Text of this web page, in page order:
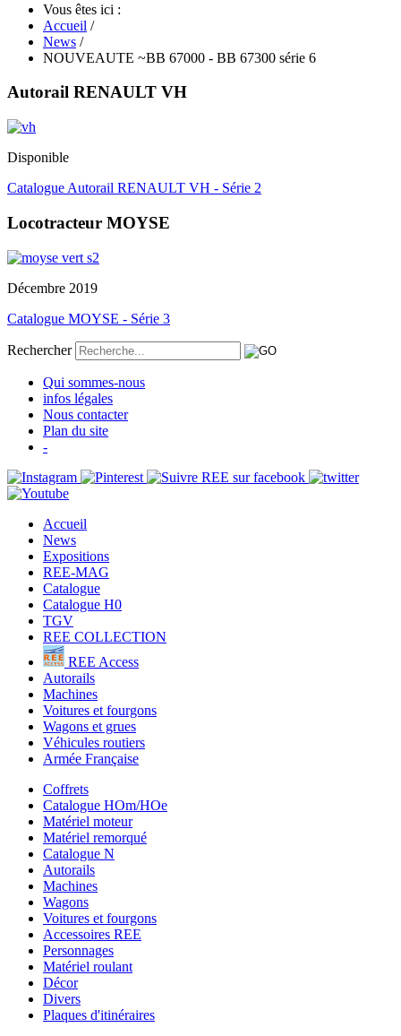
Vous êtes ici :
Accueil /
News /
NOUVEAUTE ~BB 67000 - BB 67300 série 6
Autorail RENAULT VH
Disponible
Catalogue Autorail RENAULT VH - Série 2
Locotracteur MOYSE
Décembre 2019
Catalogue MOYSE - Série 3
Rechercher
Qui sommes-nous
infos légales
Nous contacter
Plan du site
-
Accueil
News
Expositions
REE-MAG
Catalogue
Catalogue H0
TGV
REE COLLECTION
REE Access
Autorails
Machines
Voitures et fourgons
Wagons et grues
Véhicules routiers
Armée Française
Coffrets
Catalogue HOm/HOe
Matériel moteur
Matériel remorqué
Catalogue N
Autorails
Machines
Wagons
Voitures et fourgons
Accessoires REE
Personnages
Matériel roulant
Décor
Divers
Plaques d'itinéraires